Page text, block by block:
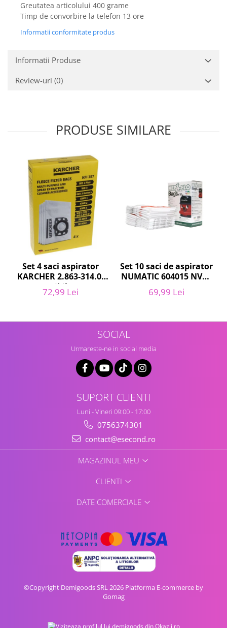
Accesorii animale de companie
Acvaristica
Castroane si adapatori animale
Mobila si transport animale de
Zgarzi, lese si hamuri
Desktop PC & Monitoare
Imprimante, Scanere &
Periferice PC
Retelistica & Supraveghere
Servere, Componente & UPS
Telecomenzi garaj
Sport & Activitati in aer liber
Accesorii antrenament
Accesorii Fitness
Accesorii sportive
Articole Voiaj
Camping
Sporturi de interior
Aparate Foto & Accesorii
Audio HI-FI & Profesionale
Camere video si sport
Home Cinema & Audio
Playere, Boxe & Casti
Televizoare & accesorii
Curatenie si intretinere
Greutatea articolului 400 grame
Timp de convorbire la telefon 13 ore
Informatii conformitate produs
Informatii Produse
Review-uri (0)
PRODUSE SIMILARE
Set 4 saci aspirator
KARCHER 2.863-314.0,
compatibil cu WD,
KWD, SE
72,99 Lei
Set 10 saci de aspirator
NUMATIC 604015 NVM-
1CH, 9L
69,99 Lei
SOCIAL
Urmareste-ne in social media
SUPORT CLIENTI
Luni - Vineri 09:00 - 17:00
0756374301
contact@esecond.ro
MAGAZINUL MEU
CLIENTI
DATE COMERCIALE
©Copyright Demigoods SRL 2026 Platforma E-commerce by
Gomag